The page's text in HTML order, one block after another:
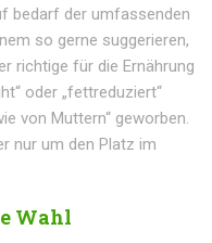
bedarf der umfassenden
so gerne suggerieren,
richtige für die Ernährung
oder „fettreduziert“
von Muttern“ geworben.
nur um den Platz im
Wahl